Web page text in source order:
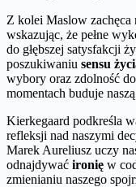
Z kolei Maslow zachęca
wskazując, że pełne
do głębszej satysfakcji
poszukiwaniu sensu
wybory oraz zdolność
momentach buduje
Kierkegaard podkreśla
refleksji nad naszymi
Marek Aureliusz uczy
odnajdywać ironię w
zmienianiu naszego